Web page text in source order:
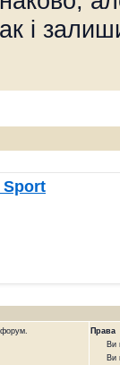
і
Sport
Права
Ви не
Ви не